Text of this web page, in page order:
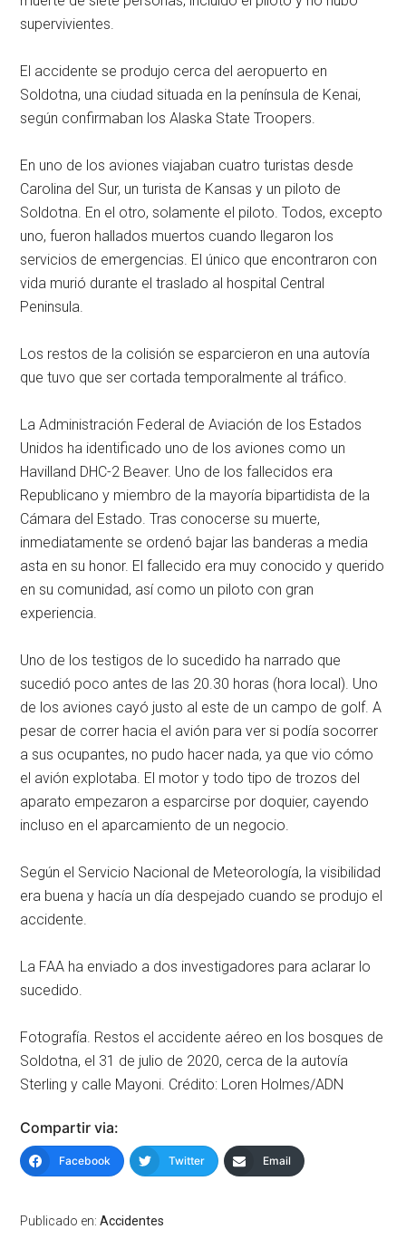
supervivientes.
El accidente se produjo cerca del aeropuerto en
Soldotna, una ciudad situada en la península de Kenai,
según confirmaban los Alaska State Troopers.
En uno de los aviones viajaban cuatro turistas desde
Carolina del Sur, un turista de Kansas y un piloto de
Soldotna. En el otro, solamente el piloto. Todos, excepto
uno, fueron hallados muertos cuando llegaron los
servicios de emergencias. El único que encontraron con
vida murió durante el traslado al hospital Central
Peninsula.
Los restos de la colisión se esparcieron en una autovía
que tuvo que ser cortada temporalmente al tráfico.
La Administración Federal de Aviación de los Estados
Unidos ha identificado uno de los aviones como un
Havilland DHC-2 Beaver. Uno de los fallecidos era
Republicano y miembro de la mayoría bipartidista de la
Cámara del Estado. Tras conocerse su muerte,
inmediatamente se ordenó bajar las banderas a media
asta en su honor. El fallecido era muy conocido y querido
en su comunidad, así como un piloto con gran
experiencia.
Uno de los testigos de lo sucedido ha narrado que
sucedió poco antes de las 20.30 horas (hora local). Uno
de los aviones cayó justo al este de un campo de golf. A
pesar de correr hacia el avión para ver si podía socorrer
a sus ocupantes, no pudo hacer nada, ya que vio cómo
el avión explotaba. El motor y todo tipo de trozos del
aparato empezaron a esparcirse por doquier, cayendo
incluso en el aparcamiento de un negocio.
Según el Servicio Nacional de Meteorología, la visibilidad
era buena y hacía un día despejado cuando se produjo el
accidente.
La FAA ha enviado a dos investigadores para aclarar lo
sucedido.
Fotografía. Restos el accidente aéreo en los bosques de
Soldotna, el 31 de julio de 2020, cerca de la autovía
Sterling y calle Mayoni. Crédito: Loren Holmes/ADN
Compartir via:
Facebook Twitter Email
Publicado en:Accidentes